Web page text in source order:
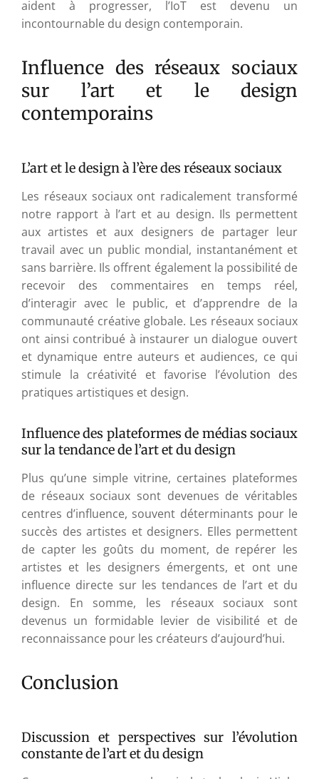
aident à progresser, l’IoT est devenu un
incontournable du design contemporain.
Influence des réseaux sociaux
sur l’art et le design
contemporains
L’art et le design à l’ère des réseaux sociaux
Les réseaux sociaux ont radicalement transformé
notre rapport à l’art et au design. Ils permettent
aux artistes et aux designers de partager leur
travail avec un public mondial, instantanément et
sans barrière. Ils offrent également la possibilité de
recevoir des commentaires en temps réel,
d’interagir avec le public, et d’apprendre de la
communauté créative globale. Les réseaux sociaux
ont ainsi contribué à instaurer un dialogue ouvert
et dynamique entre auteurs et audiences, ce qui
stimule la créativité et favorise l’évolution des
pratiques artistiques et design.
Influence des plateformes de médias sociaux
sur la tendance de l’art et du design
Plus qu’une simple vitrine, certaines plateformes
de réseaux sociaux sont devenues de véritables
centres d’influence, souvent déterminants pour le
succès des artistes et designers. Elles permettent
de capter les goûts du moment, de repérer les
artistes et les designers émergents, et ont une
influence directe sur les tendances de l’art et du
design. En somme, les réseaux sociaux sont
devenus un formidable levier de visibilité et de
reconnaissance pour les créateurs d’aujourd’hui.
Conclusion
Discussion et perspectives sur l’évolution
constante de l’art et du design